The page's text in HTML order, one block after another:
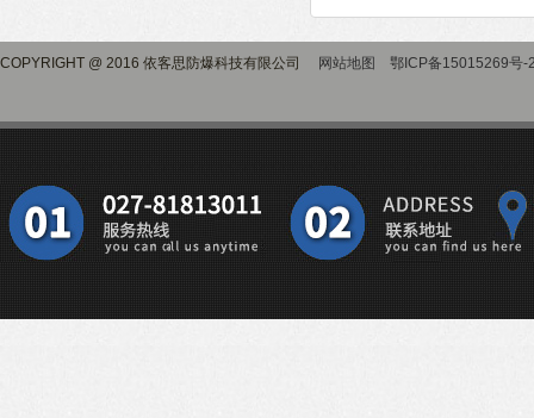
COPYRIGHT @ 2016 依客思防爆科技有限公司 网站地图 鄂ICP备15015269号-